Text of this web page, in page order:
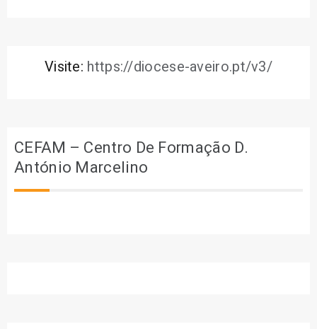
Visite: https://diocese-aveiro.pt/v3/
CEFAM – Centro De Formação D.
António Marcelino